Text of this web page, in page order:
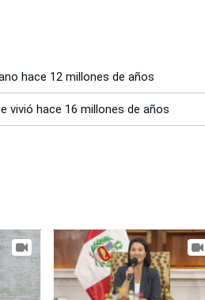
hace 12 millones de años
vivió hace 16 millones de años